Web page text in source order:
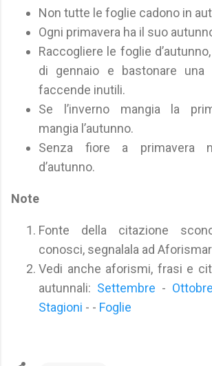
Non tutte le foglie cadono in
Ogni primavera ha il suo
Raccogliere le foglie
di gennaio e bastonare
faccende inutili.
Se l’inverno mangia la
mangia l’autunno.
Senza fiore a primavera
d’autunno.
Note
Fonte della citazione
conosci, segnalala ad
Vedi anche aforismi, frasi e
autunnali: Settembre - Ottobre
Stagioni - - Foglie